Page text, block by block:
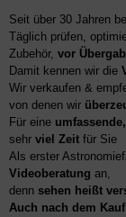
Seit über 30 Jahren
Täglich prüfen,
Zubehör, vor
Damit kennen wir die
Wir verkaufen &
von denen wir
Für eine
sehr viel Zeit für Sie
Als erster
Videoberatung an,
denn sehen heißt
Auch nach dem Kauf